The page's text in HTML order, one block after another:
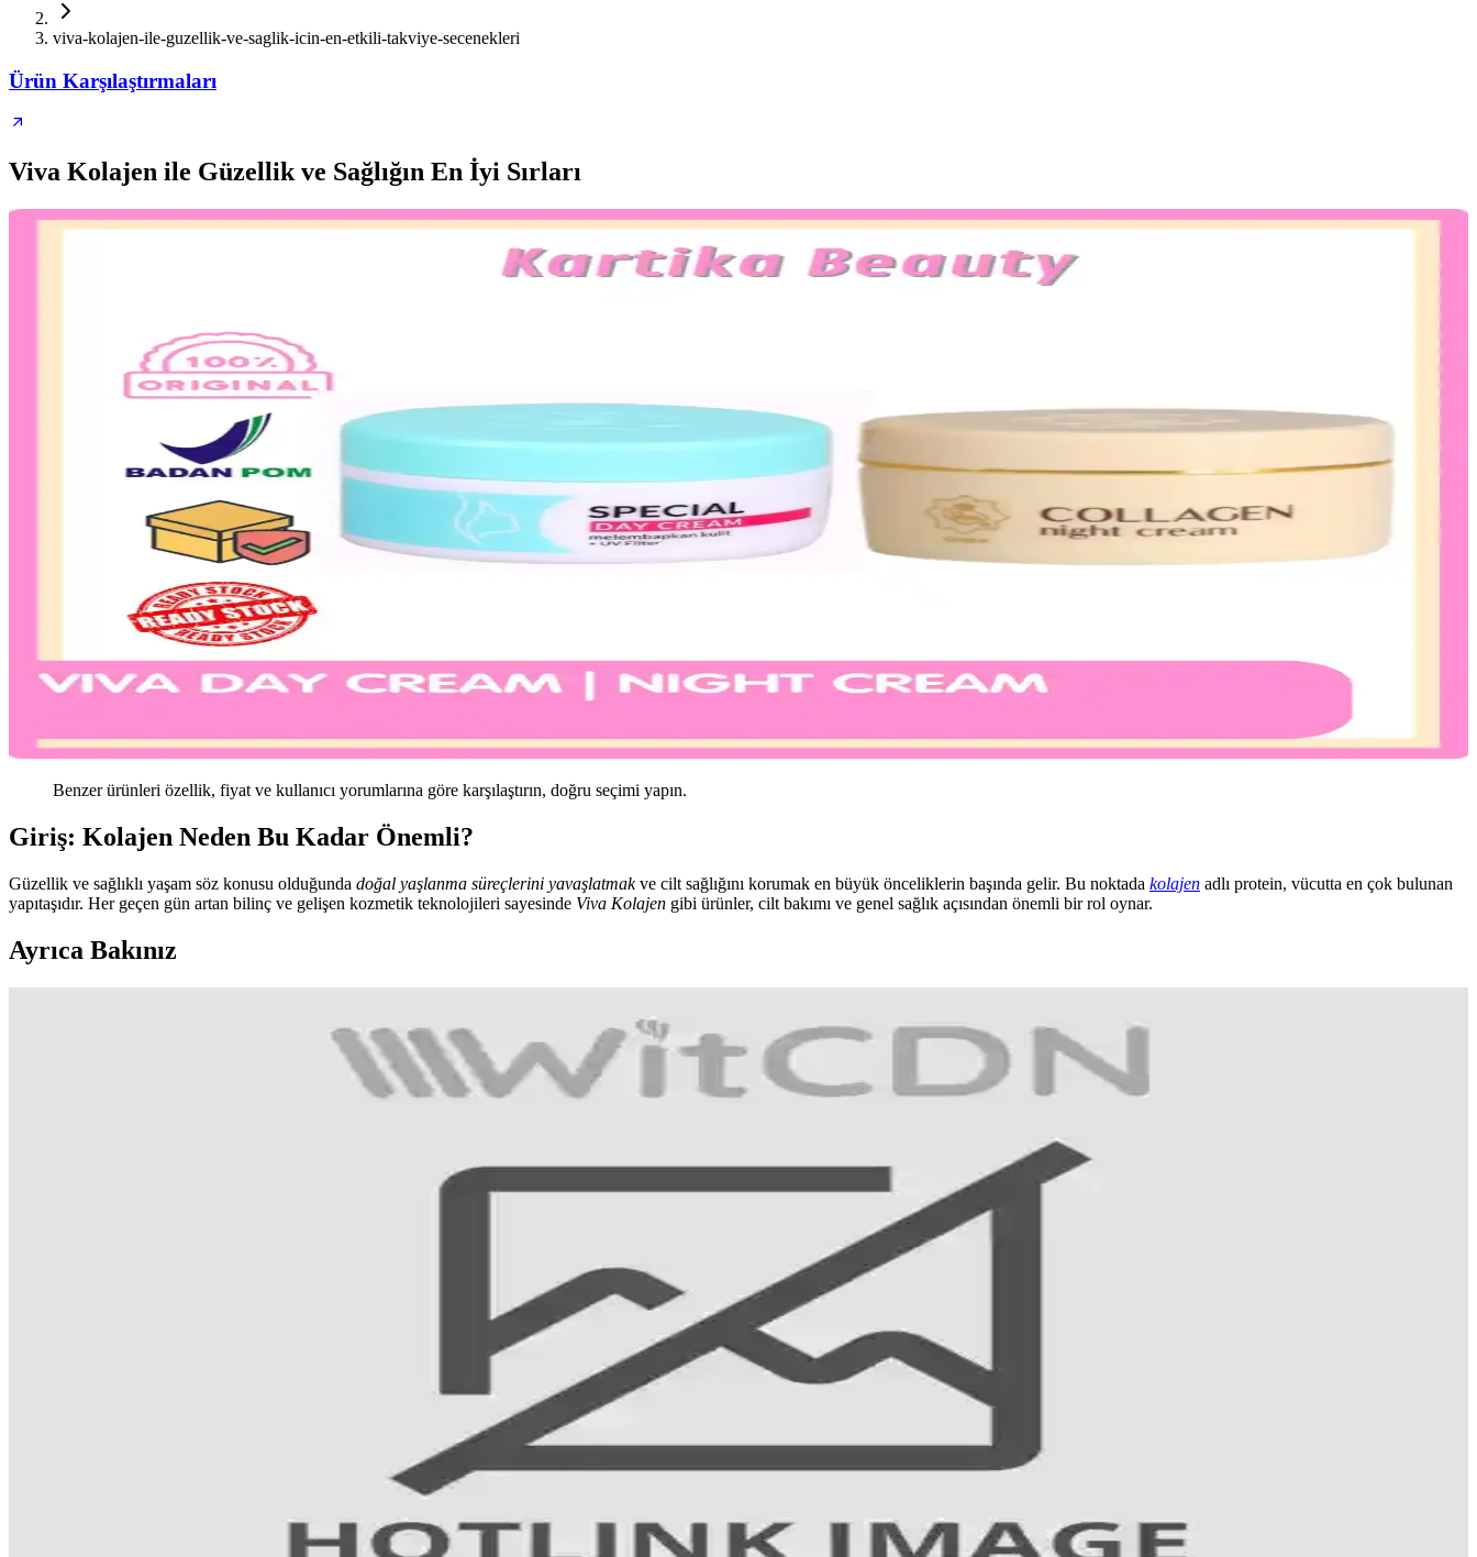
viva-kolajen-ile-guzellik-ve-saglik-icin-en-etkili-takviye-secenekleri
Ürün Karşılaştırmaları
Viva Kolajen ile Güzellik ve Sağlığın En İyi Sırları
Benzer ürünleri özellik, fiyat ve kullanıcı yorumlarına göre karşılaştırın, doğru seçimi yapın.
Giriş: Kolajen Neden Bu Kadar Önemli?
Güzellik ve sağlıklı yaşam söz konusu olduğunda doğal yaşlanma süreçlerini yavaşlatmakve cilt sağlığını korumak en büyük önceliklerin başında gelir. Bu noktada kolajen adlı protein, vücutta en çok bulunan
yapıtaşıdır. Her geçen gün artan bilinç ve gelişen kozmetik teknolojileri sayesinde Viva Kolajen gibi ürünler, cilt bakımı ve genel sağlık açısından önemli bir rol oynar.
Ayrıca Bakınız
Asya Güzellik Rutini Perspektifinden Kolajen Üretimini Destekleyen Ürünler ve İçerikler
Asya güzellik rutini kapsamında kolajen üretimini destekleyen retinol, vitamin C, bakır peptitler ve beslenme önerileri detaylandırılmıştır. Güneş koruyucu ve cilt yenilenmesini teşvik eden uygulamalar da ele
30 yaş civarında göz altı ve nazolabial çizgilerin oluşumu, ciltteki yaşlanma belirtileriyle ilişkilidir. Nem kaybı, hacim azalması ve yaşam tarzı faktörleri çizgileri etkiler. Etkili bakım ve tedavi yöntemleriyle cilt
Doğru dozaj ve teknikle yapılan dolgu uygulamaları, dudak ve burun-dudak kıvrımlarında doğal ve genç bir görünüm sağlar. Uzmanlık, estetik sonuçların anahtarıdır.
Sulwhasoo The Ultimate S Koleksiyonu: Ginseng Meyvesi ve Yaşlanma Karşıtı Cilt Bakımı
Sulwhasoo The Ultimate S koleksiyonu, ginseng meyvesinin benzersiz bileşenleriyle cilt yaşlanmasını geciktirir. Ürünler, kolajen koruması, nemlendirme ve cilt bariyeri güçlendirme sağlar.
Kolajen ve Hyaluronik Asidin Cilt Sağlığı Üzerindeki Etkileri ve Güncel Kullanım Trendleri
Kolajen ve hyaluronik asidin ciltteki rolü, birlikte kullanımı ve güncel trendler hakkında detaylı bilgi içeren içerik, cilt bakımında önemli ipuçları sunuyor.
Voonka Kolajen Ürünleri ile Cilt ve Eklem Sağlığını Güçlendirme Rehberi
Voonka'nın yüksek doz kolajen ve hyaluronik asit içeren ürünleri, cilt elastikiyetini artırır, yaşlanma belirtilerini azaltır ve genel sağlığı destekler. Düzenli kullanım önemli.